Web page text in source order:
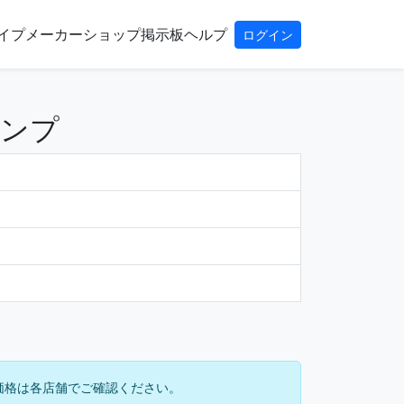
プメーカーショップ掲示板ヘルプ ログイン
プ
は各店舗でご確認ください。